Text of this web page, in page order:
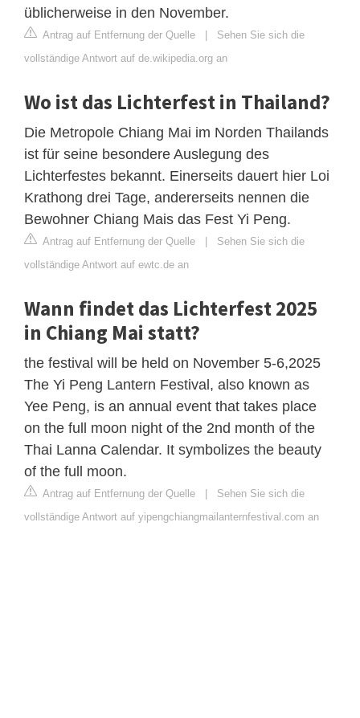
üblicherweise in den November.
Antrag auf Entfernung der Quelle | Sehen Sie sich die
vollständige Antwort auf de.wikipedia.org an
Wo ist das Lichterfest in Thailand?
Die Metropole Chiang Mai im Norden Thailands
ist für seine besondere Auslegung des
Lichterfestes bekannt. Einerseits dauert hier Loi
Krathong drei Tage, andererseits nennen die
Bewohner Chiang Mais das Fest Yi Peng.
Antrag auf Entfernung der Quelle | Sehen Sie sich die
vollständige Antwort auf ewtc.de an
Wann findet das Lichterfest 2025
in Chiang Mai statt?
the festival will be held on November 5-6,2025
The Yi Peng Lantern Festival, also known as
Yee Peng, is an annual event that takes place
on the full moon night of the 2nd month of the
Thai Lanna Calendar. It symbolizes the beauty
of the full moon.
Antrag auf Entfernung der Quelle | Sehen Sie sich die
vollständige Antwort auf yipengchiangmailanternfestival.com an